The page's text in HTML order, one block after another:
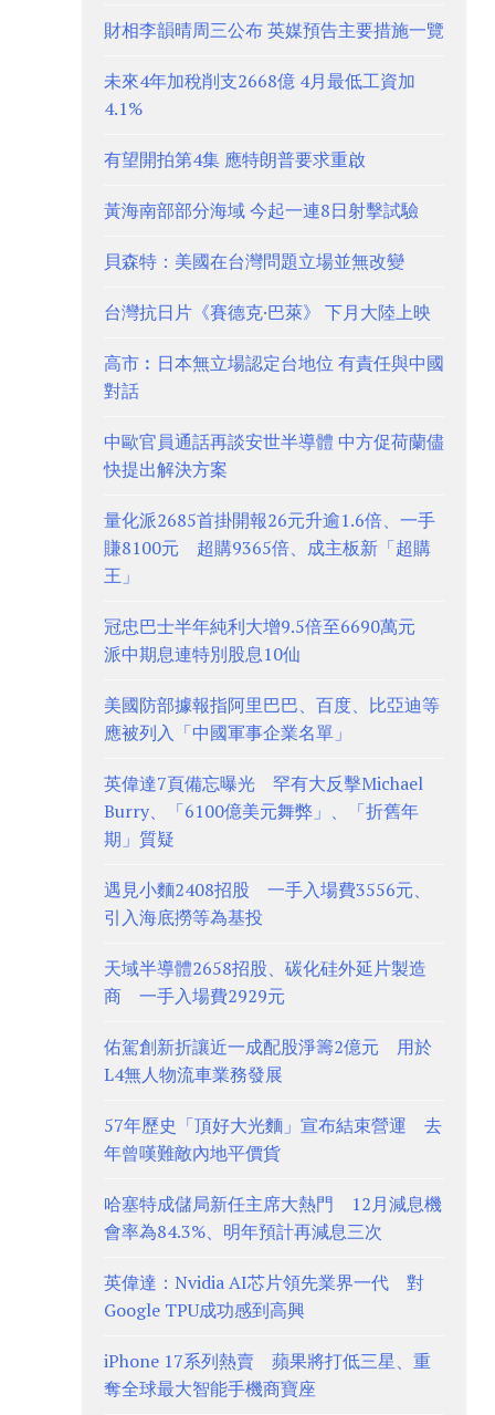
財相李韻晴周三公布 英媒預告主要措施一覽
未來4年加稅削支2668億 4月最低工資加
4.1%
有望開拍第4集 應特朗普要求重啟
黃海南部部分海域 今起一連8日射擊試驗
貝森特：美國在台灣問題立場並無改變
台灣抗日片《賽德克·巴萊》 下月大陸上映
高市︰日本無立場認定台地位 有責任與中國
對話
中歐官員通話再談安世半導體 中方促荷蘭儘
快提出解決方案
量化派2685首掛開報26元升逾1.6倍、一手
賺8100元 超購9365倍、成主板新「超購
王」
冠忠巴士半年純利大增9.5倍至6690萬元
派中期息連特別股息10仙
美國防部據報指阿里巴巴、百度、比亞迪等
應被列入「中國軍事企業名單」
英偉達7頁備忘曝光 罕有大反擊Michael
Burry、「6100億美元舞弊」、「折舊年
期」質疑
遇見小麵2408招股 一手入場費3556元、
引入海底撈等為基投
天域半導體2658招股、碳化硅外延片製造
商 一手入場費2929元
佑駕創新折讓近一成配股淨籌2億元 用於
L4無人物流車業務發展
57年歷史「頂好大光麵」宣布結束營運 去
年曾嘆難敵內地平價貨
哈塞特成儲局新任主席大熱門 12月減息機
會率為84.3%、明年預計再減息三次
英偉達：Nvidia AI芯片領先業界一代 對
Google TPU成功感到高興
iPhone 17系列熱賣 蘋果將打低三星、重
奪全球最大智能手機商寶座